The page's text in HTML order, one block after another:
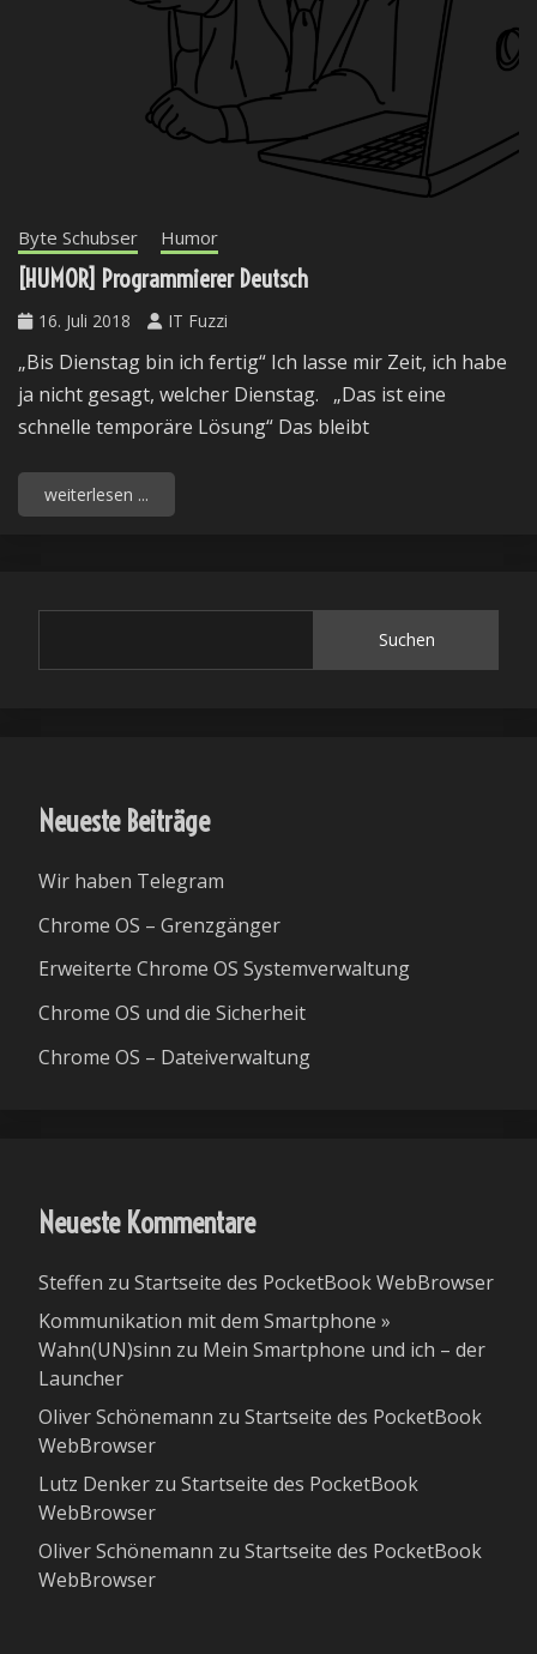
Byte Schubser Humor
[HUMOR] Programmierer Deutsch
16. Juli 2018 IT Fuzzi
„Bis Dienstag bin ich fertig“ Ich lasse mir Zeit, ich habe
ja nicht gesagt, welcher Dienstag. „Das ist eine
schnelle temporäre Lösung“ Das bleibt
weiterlesen ...
Suchen
Neueste Beiträge
Wir haben Telegram
Chrome OS – Grenzgänger
Erweiterte Chrome OS Systemverwaltung
Chrome OS und die Sicherheit
Chrome OS – Dateiverwaltung
Neueste Kommentare
Steffen zu Startseite des PocketBook WebBrowser
Kommunikation mit dem Smartphone »
Wahn(UN)sinn zu Mein Smartphone und ich – der
Launcher
Oliver Schönemann zu Startseite des PocketBook
WebBrowser
Lutz Denker zu Startseite des PocketBook
WebBrowser
Oliver Schönemann zu Startseite des PocketBook
WebBrowser